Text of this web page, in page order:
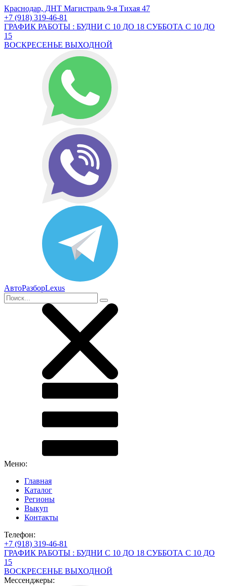
Краснодар, ДНТ Магистраль 9-я Тихая 47
+7 (918) 319-46-81
ГРАФИК РАБОТЫ : БУДНИ С 10 ДО 18 СУББОТА С 10 ДО
15
ВОСКРЕСЕНЬЕ ВЫХОДНОЙ
АвтоРазборLexus
Меню:
Главная
Каталог
Регионы
Выкуп
Контакты
Телефон:
+7 (918) 319-46-81
ГРАФИК РАБОТЫ : БУДНИ С 10 ДО 18 СУББОТА С 10 ДО
15
ВОСКРЕСЕНЬЕ ВЫХОДНОЙ
Мессенджеры: